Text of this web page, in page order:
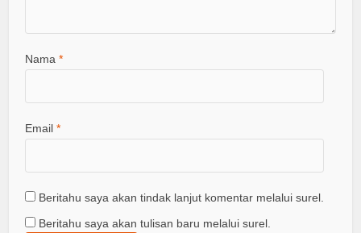
Nama*
Email*
Beritahu saya akan tindak lanjut komentar melalui surel.
Beritahu saya akan tulisan baru melalui surel.